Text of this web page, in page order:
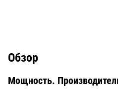
Обзор
Мощность.